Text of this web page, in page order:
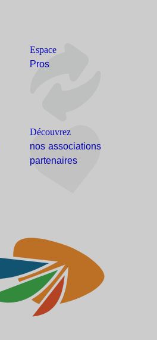
Espace
Pros
Découvrez
nos associations
partenaires